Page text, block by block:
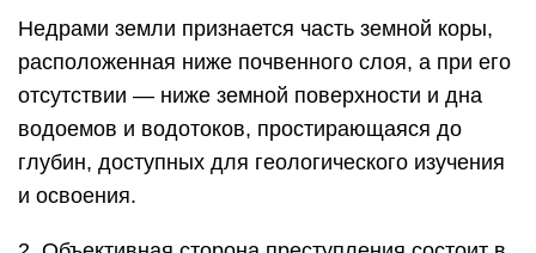
Недрами земли признается часть земной коры,
расположенная ниже почвенного слоя, а при его
отсутствии — ниже земной поверхности и дна
водоемов и водотоков, простирающаяся до
глубин, доступных для геологического изучения
и освоения.